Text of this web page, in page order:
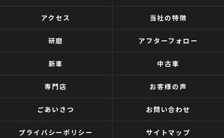
アクセス 当社の特徴
研磨 アフターフォロー
新車 中古車
専門店 お客様の声
ごあいさつ お問い合わせ
プライバシーポリシー サイトマップ